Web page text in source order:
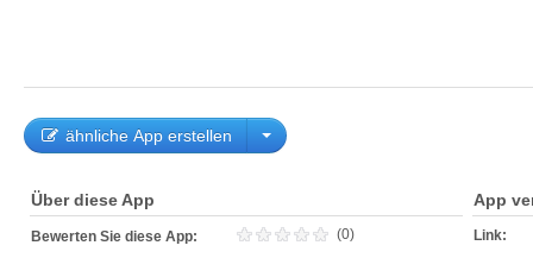
ähnliche App erstellen
Über diese App
Bewerten Sie diese App: (0)
App
Link: